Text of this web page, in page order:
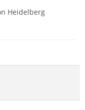
Heidelberg